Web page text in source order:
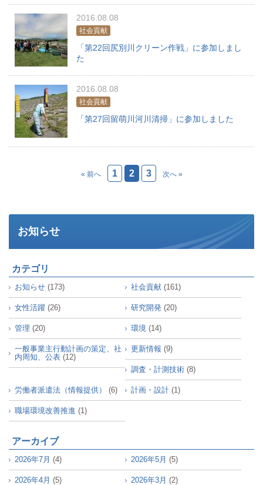
2016.08.08
社会貢献
「第22回尻別川クリーン作戦」に参加しまし
た
2016.08.08
社会貢献
「第27回留萌川河川清掃」に参加しました
« 前へ 1 2 3 次へ »
お知らせ
カテゴリ
お知らせ (173) 社会貢献 (161)
女性活躍 (26) 研究開発 (20)
管理 (20) 環境 (14)
一般事業主行動計画の策定、社
内周知、公表 (12)
更新情報 (9)
調査・計測技術 (8)
労働者派遣法（情報提供） (6) 計画・設計 (1)
職場環境改善推進 (1)
アーカイブ
2026年7月 (4) 2026年5月 (5)
2026年4月 (5) 2026年3月 (2)